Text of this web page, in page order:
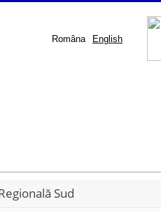
Româna English
Sud